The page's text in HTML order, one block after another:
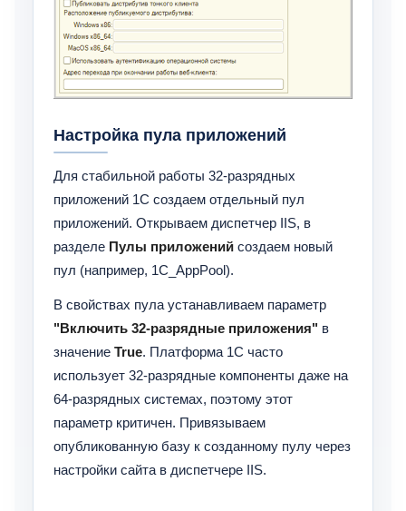
Настройка пула приложений
Для стабильной работы 32-разрядных
приложений 1С создаем отдельный пул
приложений. Открываем диспетчер IIS, в
разделе Пулы приложений создаем новый
пул (например, 1C_AppPool).
В свойствах пула устанавливаем параметр
"Включить 32-разрядные приложения" в
значение True. Платформа 1С часто
использует 32-разрядные компоненты даже на
64-разрядных системах, поэтому этот
параметр критичен. Привязываем
опубликованную базу к созданному пулу через
настройки сайта в диспетчере IIS.